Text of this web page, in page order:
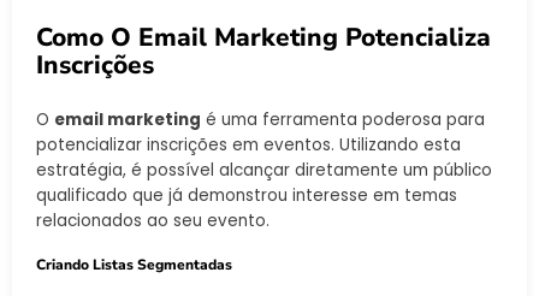
Como O Email Marketing Potencializa
Inscrições
O email marketing é uma ferramenta poderosa para
potencializar inscrições em eventos. Utilizando esta
estratégia, é possível alcançar diretamente um público
qualificado que já demonstrou interesse em temas
relacionados ao seu evento.
Criando Listas Segmentadas